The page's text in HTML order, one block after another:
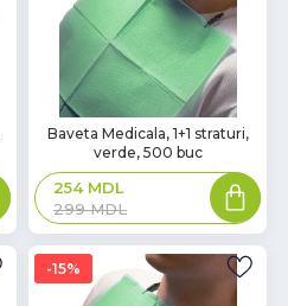
Baveta Medicala, 1+1 straturi,
verde, 500 buc
299MDL
254 MDL
15%